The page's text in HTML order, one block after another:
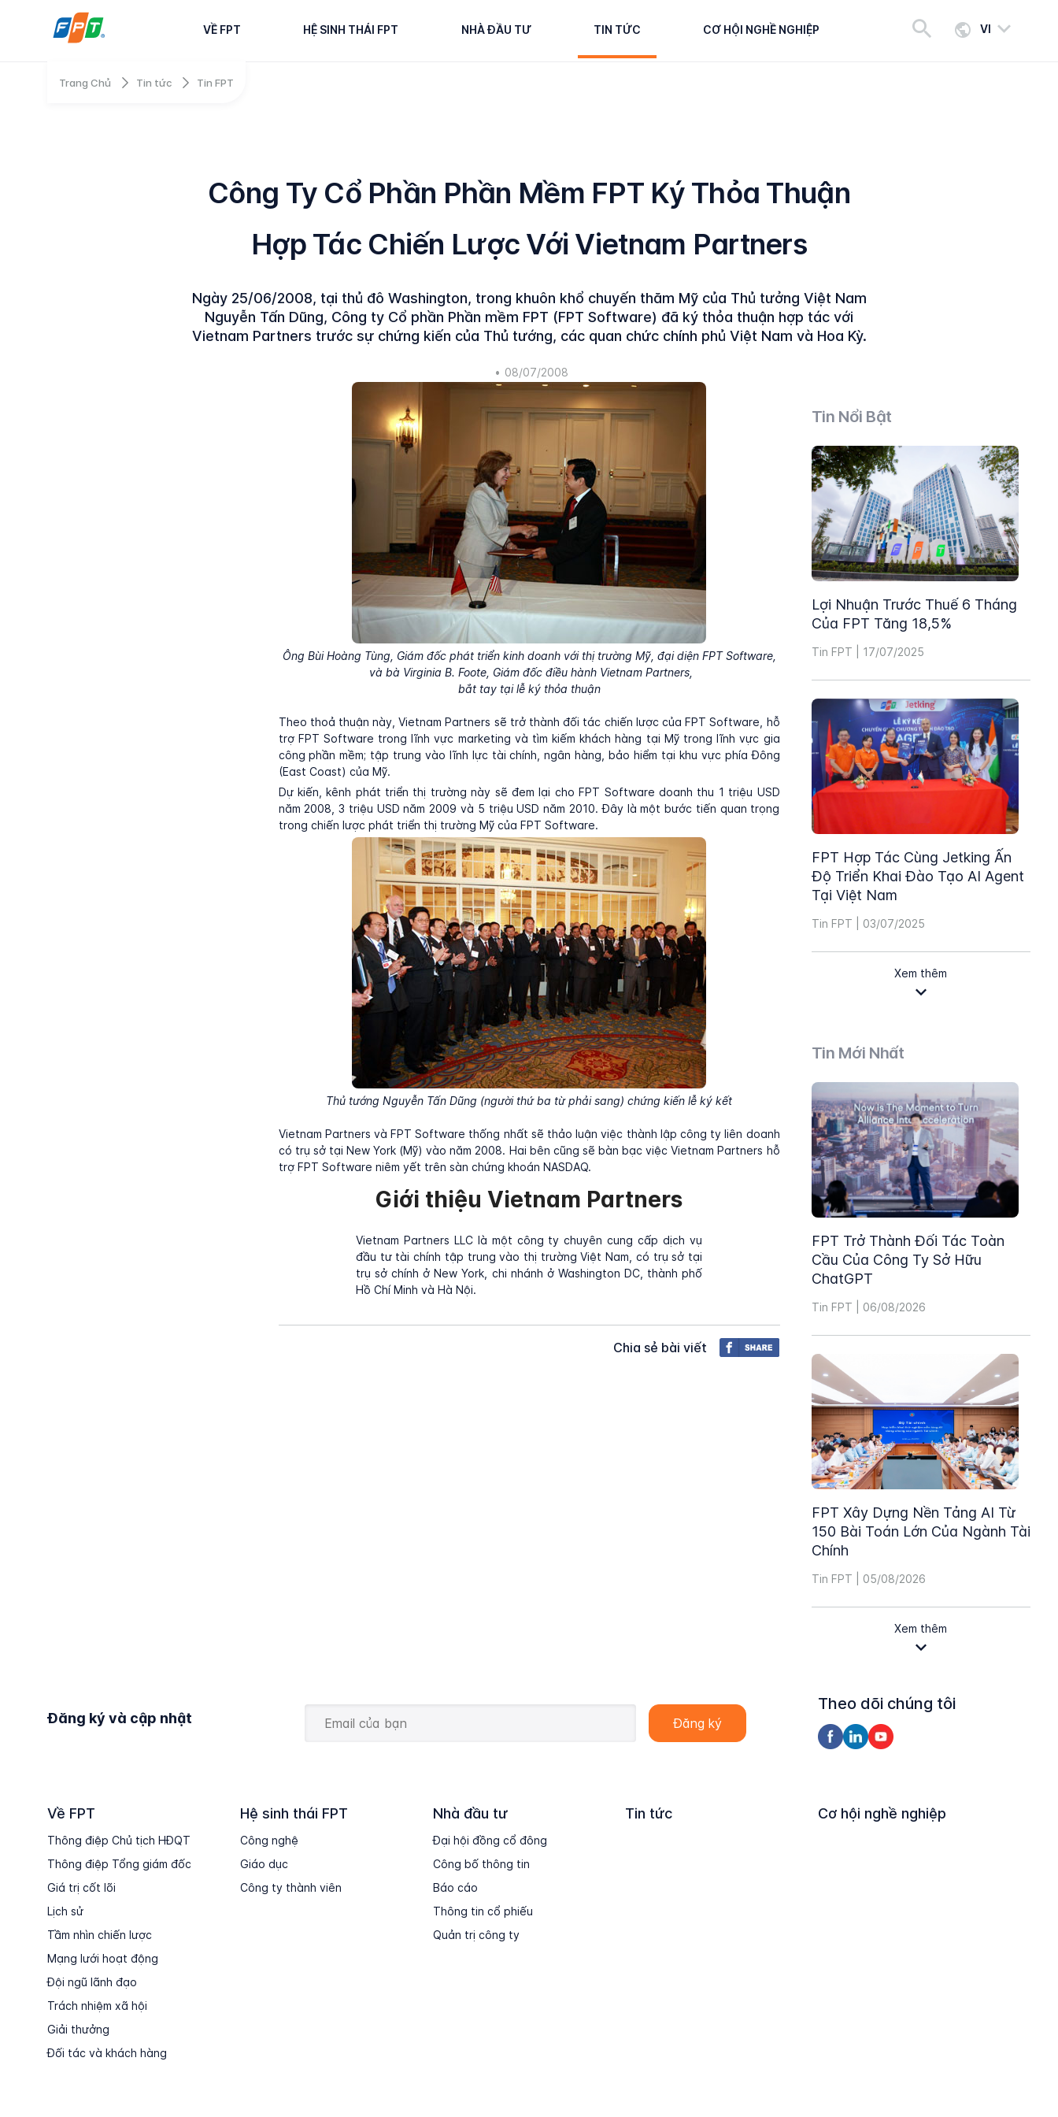
VỀ FPT HỆ SINH THÁI FPT NHÀ ĐẦU TƯ TIN TỨC CƠ HỘI NGHỀ NGHIỆP VI
Trang Chủ Tin tức Tin FPT
Công Ty Cổ Phần Phần Mềm FPT Ký Thỏa Thuận
Hợp Tác Chiến Lược Với Vietnam Partners
Ngày 25/06/2008, tại thủ đô Washington, trong khuôn khổ chuyến thăm Mỹ của Thủ tưởng Việt Nam
Nguyễn Tấn Dũng, Công ty Cổ phần Phần mềm FPT (FPT Software) đã ký thỏa thuận hợp tác với
Vietnam Partners trước sự chứng kiến của Thủ tướng, các quan chức chính phủ Việt Nam và Hoa Kỳ.
• 08/07/2008
Ông Bùi Hoàng Tùng, Giám đốc phát triển kinh doanh với thị trường Mỹ, đại diện FPT Software,
và bà Virginia B. Foote, Giám đốc điều hành Vietnam Partners,
bắt tay tại lễ ký thỏa thuận
Theo thoả thuận này, Vietnam Partners sẽ trở thành đối tác chiến lược của FPT Software, hỗ
trợ FPT Software trong lĩnh vực marketing và tìm kiếm khách hàng tại Mỹ trong lĩnh vực gia
công phần mềm; tập trung vào lĩnh lực tài chính, ngân hàng, bảo hiểm tại khu vực phía Đông
(East Coast) của Mỹ.
Dự kiến, kênh phát triển thị trường này sẽ đem lại cho FPT Software doanh thu 1 triệu USD
năm 2008, 3 triệu USD năm 2009 và 5 triệu USD năm 2010. Đây là một bước tiến quan trọng
trong chiến lược phát triển thị trường Mỹ của FPT Software.
Thủ tướng Nguyễn Tấn Dũng (người thứ ba từ phải sang) chứng kiến lễ ký kết
Vietnam Partners và FPT Software thống nhất sẽ thảo luận việc thành lập công ty liên doanh
có trụ sở tại New York (Mỹ) vào năm 2008. Hai bên cũng sẽ bàn bạc việc Vietnam Partners hỗ
trợ FPT Software niêm yết trên sàn chứng khoán NASDAQ.
Giới thiệu Vietnam Partners
Vietnam Partners LLC là một công ty chuyên cung cấp dịch vụ
đầu tư tài chính tập trung vào thị trường Việt Nam, có trụ sở tại
trụ sở chính ở New York, chi nhánh ở Washington DC, thành phố
Hồ Chí Minh và Hà Nội.
Chia sẻ bài viết
Tin Nổi Bật
Lợi Nhuận Trước Thuế 6 Tháng
Của FPT Tăng 18,5%
Tin FPT | 17/07/2025
FPT Hợp Tác Cùng Jetking Ấn
Độ Triển Khai Đào Tạo AI Agent
Tại Việt Nam
Tin FPT | 03/07/2025
Xem thêm
Tin Mới Nhất
FPT Trở Thành Đối Tác Toàn
Cầu Của Công Ty Sở Hữu
ChatGPT
Tin FPT | 06/08/2026
FPT Xây Dựng Nền Tảng AI Từ
150 Bài Toán Lớn Của Ngành Tài
Chính
Tin FPT | 05/08/2026
Xem thêm
Đăng ký và cập nhật
Theo dõi chúng tôi
Về FPT
Thông điệp Chủ tịch HĐQT
Thông điệp Tổng giám đốc
Giá trị cốt lõi
Lịch sử
Tầm nhìn chiến lược
Mạng lưới hoạt động
Đội ngũ lãnh đạo
Trách nhiệm xã hội
Giải thưởng
Đối tác và khách hàng
Hệ sinh thái FPT
Công nghệ
Giáo dục
Công ty thành viên
Nhà đầu tư
Đại hội đồng cổ đông
Công bố thông tin
Báo cáo
Thông tin cổ phiếu
Quản trị công ty
Tin tức Cơ hội nghề nghiệp